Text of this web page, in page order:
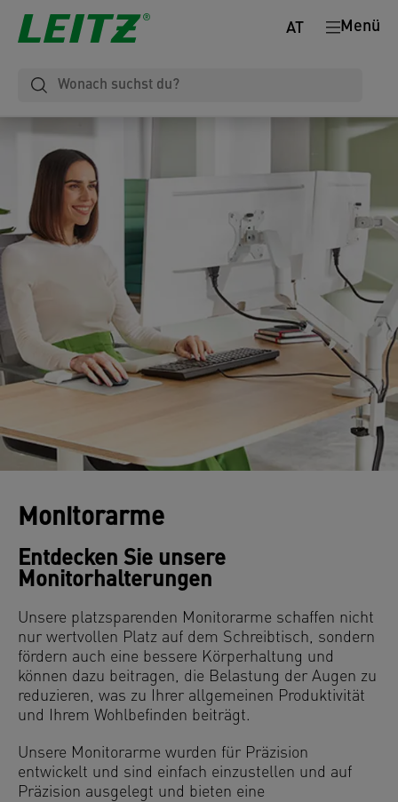
Menü
AT
Monitorarme
Entdecken Sie unsere
Monitorhalterungen
Unsere platzsparenden Monitorarme schaffen nicht
nur wertvollen Platz auf dem Schreibtisch, sondern
fördern auch eine bessere Körperhaltung und
können dazu beitragen, die Belastung der Augen zu
reduzieren, was zu Ihrer allgemeinen Produktivität
und Ihrem Wohlbefinden beiträgt.
Unsere Monitorarme wurden für Präzision
entwickelt und sind einfach einzustellen und auf
Präzision ausgelegt und bieten eine